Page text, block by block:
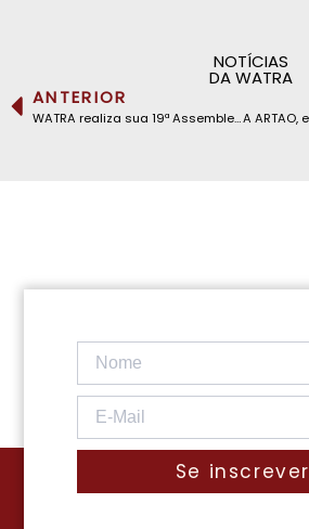
NOTÍCIAS
DA WATRA
ANTERIOR
WATRA realiza sua 19ª Assembleia Geral Anual em Conacri, República da Guiné
Se inscrever